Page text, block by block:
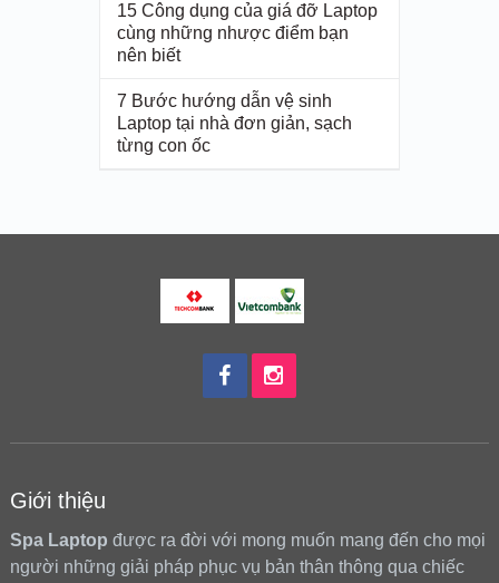
15 Công dụng của giá đỡ Laptop
cùng những nhược điểm bạn
nên biết
7 Bước hướng dẫn vệ sinh
Laptop tại nhà đơn giản, sạch
từng con ốc
Giới thiệu
Spa Laptop được ra đời với mong muốn mang đến cho mọi
người những giải pháp phục vụ bản thân thông qua chiếc